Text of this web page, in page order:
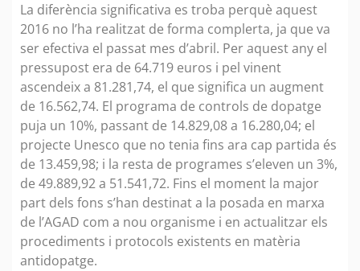
La diferència significativa es troba perquè aquest
2016 no l’ha realitzat de forma complerta, ja que va
ser efectiva el passat mes d’abril. Per aquest any el
pressupost era de 64.719 euros i pel vinent
ascendeix a 81.281,74, el que significa un augment
de 16.562,74. El programa de controls de dopatge
puja un 10%, passant de 14.829,08 a 16.280,04; el
projecte Unesco que no tenia fins ara cap partida és
de 13.459,98; i la resta de programes s’eleven un 3%,
de 49.889,92 a 51.541,72. Fins el moment la major
part dels fons s’han destinat a la posada en marxa
de l’AGAD com a nou organisme i en actualitzar els
procediments i protocols existents en matèria
antidopatge.